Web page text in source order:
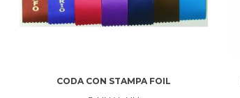
CODA CON STAMPA FOIL